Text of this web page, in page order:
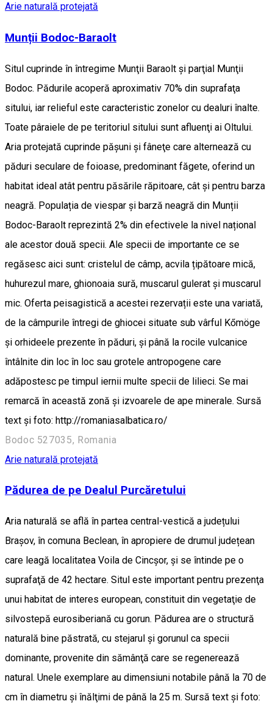
Arie naturală protejată
Munții Bodoc-Baraolt
Situl cuprinde în întregime Munţii Baraolt şi parţial Munţii
Bodoc. Pădurile acoperă aproximativ 70% din suprafaţa
sitului, iar relieful este caracteristic zonelor cu dealuri înalte.
Toate pâraiele de pe teritoriul sitului sunt afluenţi ai Oltului.
Aria protejată cuprinde păşuni şi fâneţe care alternează cu
păduri seculare de foioase, predominant făgete, oferind un
habitat ideal atât pentru păsările răpitoare, cât și pentru barza
neagră. Populația de viespar și barză neagră din Munții
Bodoc-Baraolt reprezintă 2% din efectivele la nivel național
ale acestor două specii. Ale specii de importante ce se
regăsesc aici sunt: cristelul de câmp, acvila țipătoare mică,
huhurezul mare, ghionoaia sură, muscarul gulerat și muscarul
mic. Oferta peisagistică a acestei rezervații este una variată,
de la câmpurile întregi de ghiocei situate sub vârful Kőmöge
și orhideele prezente în păduri, și până la rocile vulcanice
întâlnite din loc în loc sau grotele antropogene care
adăpostesc pe timpul iernii multe specii de lilieci. Se mai
remarcă în această zonă și izvoarele de ape minerale. Sursă
text și foto: http://romaniasalbatica.ro/
Bodoc 527035, Romania
Arie naturală protejată
Pădurea de pe Dealul Purcăretului
Aria naturală se află în partea central-vestică a județului
Brașov, în comuna Beclean, în apropiere de drumul județean
care leagă localitatea Voila de Cincșor, şi se întinde pe o
suprafaţă de 42 hectare. Situl este important pentru prezenţa
unui habitat de interes european, constituit din vegetaţie de
silvostepă eurosiberiană cu gorun. Pădurea are o structură
naturală bine păstrată, cu stejarul şi gorunul ca specii
dominante, provenite din sămânţă care se regenerează
natural. Unele exemplare au dimensiuni notabile până la 70 de
cm în diametru şi înălţimi de până la 25 m. Sursă text și foto: